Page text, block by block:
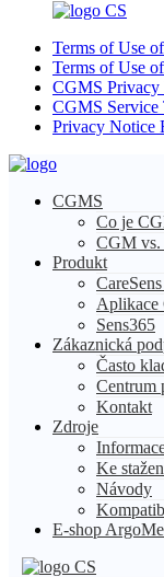
CS
Terms of Use
Terms of Use
CGMS Privacy
CGMS Service
Privacy Notice
CGMS
Co je
CGM
Produkt
Aplikace
Sens365
Zákaznická
Často
Centrum
Kontakt
Zdroje
Ke
Návody
E-shop
CS